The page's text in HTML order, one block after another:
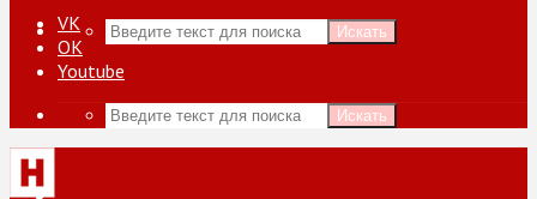
Искать
VK
ОК
Youtube
Искать